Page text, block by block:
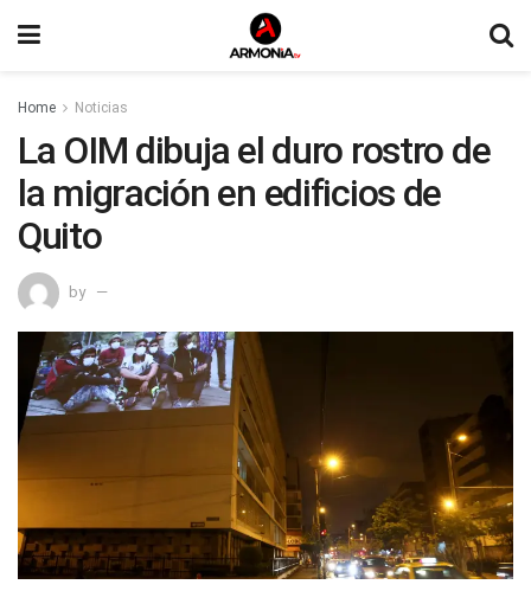
Home Noticias
La OIM dibuja el duro rostro de
la migración en edificios de
Quito
by